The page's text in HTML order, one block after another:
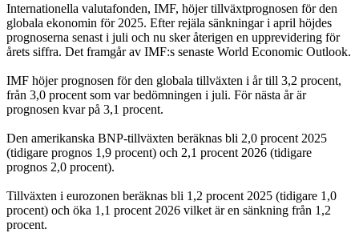
Internationella valutafonden, IMF, höjer tillväxtprognosen för den
globala ekonomin för 2025. Efter rejäla sänkningar i april höjdes
prognoserna senast i juli och nu sker återigen en upprevidering för
årets siffra. Det framgår av IMF:s senaste World Economic Outlook.
IMF höjer prognosen för den globala tillväxten i år till 3,2 procent,
från 3,0 procent som var bedömningen i juli. För nästa år är
prognosen kvar på 3,1 procent.
Den amerikanska BNP-tillväxten beräknas bli 2,0 procent 2025
(tidigare prognos 1,9 procent) och 2,1 procent 2026 (tidigare
prognos 2,0 procent).
Tillväxten i eurozonen beräknas bli 1,2 procent 2025 (tidigare 1,0
procent) och öka 1,1 procent 2026 vilket är en sänkning från 1,2
procent.